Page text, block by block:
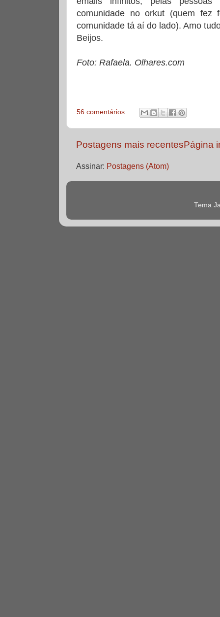
comunidade no orkut (quem
comunidade tá aí do lado). Amo
Beijos.
Foto: Rafaela. Olhares.com
56 comentários
Postagens mais recentesPágina
Assinar: Postagens (Atom)
Tema